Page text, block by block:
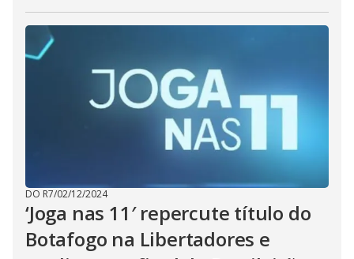
DO R7/02/12/2024
‘Joga nas 11′ repercute título do
Botafogo na Libertadores e